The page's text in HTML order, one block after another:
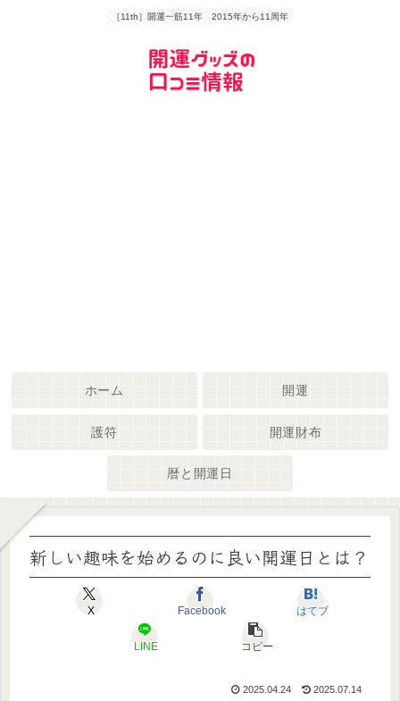
［11th］開運一筋11年 2015年から11周年
ホーム 開運
護符 開運財布
暦と開運日
新しい趣味を始めるのに良い開運日とは？
X Facebook はてブ
LINE コピー
2025.04.24 2025.07.14